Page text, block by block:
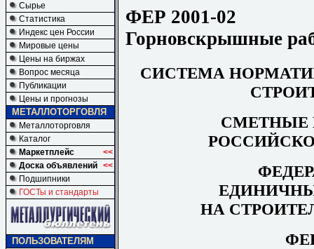
Сырье
Статистика
Индекс цен России
Мировые цены
Цены на биржах
Вопрос месяца
Публикации
Цены и прогнозы
МЕТАЛЛОТОРГОВЛЯ
Металлоторговля
Каталог
Маркетплейс
<<
Доска объявлений <<
Подшипники
ГОСТы и стандарты
ПОЛЬЗОВАТЕЛЯМ
ФЕР 2001-02
Горновскрышные
СИСТЕМА
СМЕТНЫЕ
НА